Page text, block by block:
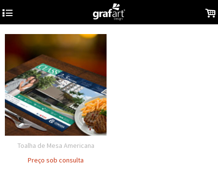
4 .
Toalha de Mesa Americana
Preço sob consulta